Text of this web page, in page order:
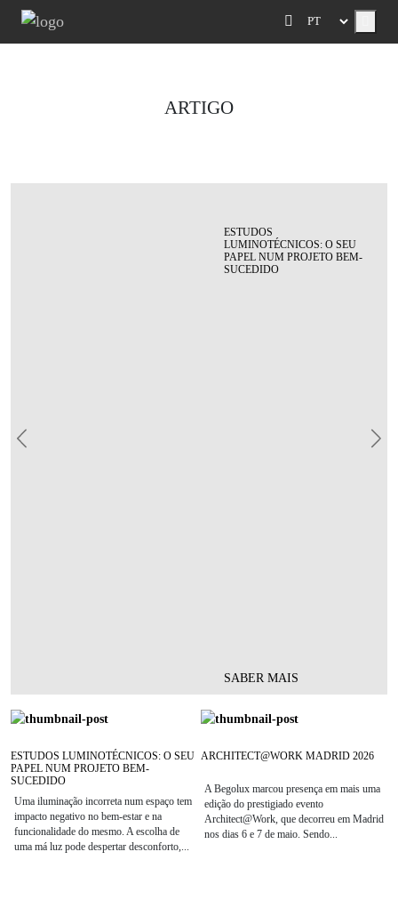
ARTIGO
ESTUDOS
LUMINOTÉCNICOS: O SEU
PAPEL NUM PROJETO BEM-
SUCEDIDO
SABER MAIS
Previous Next
ESTUDOS LUMINOTÉCNICOS: O SEU
PAPEL NUM PROJETO BEM-
SUCEDIDO
Uma iluminação incorreta num espaço tem
impacto negativo no bem-estar e na
funcionalidade do mesmo. A escolha de
uma má luz pode despertar desconforto,...
ARCHITECT@WORK MADRID 2026
A Begolux marcou presença em mais uma
edição do prestigiado evento
Architect@Work, que decorreu em Madrid
nos dias 6 e 7 de maio. Sendo...